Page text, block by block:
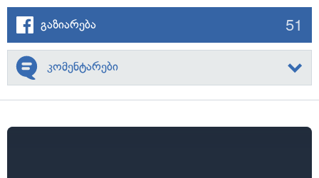
გაზიარება 51
კომენტარები